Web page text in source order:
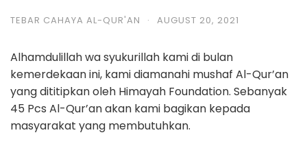
TEBAR CAHAYA AL-QUR'AN · AUGUST 20, 2021
Alhamdulillah wa syukurillah kami di bulan
kemerdekaan ini, kami diamanahi mushaf Al-Qur’an
yang dititipkan oleh Himayah Foundation. Sebanyak
45 Pcs Al-Qur’an akan kami bagikan kepada
masyarakat yang membutuhkan.